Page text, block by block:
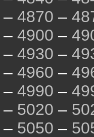
– 4870 –
– 4900 –
– 4930 –
– 4960 –
– 4990 –
– 5020 –
– 5050 –